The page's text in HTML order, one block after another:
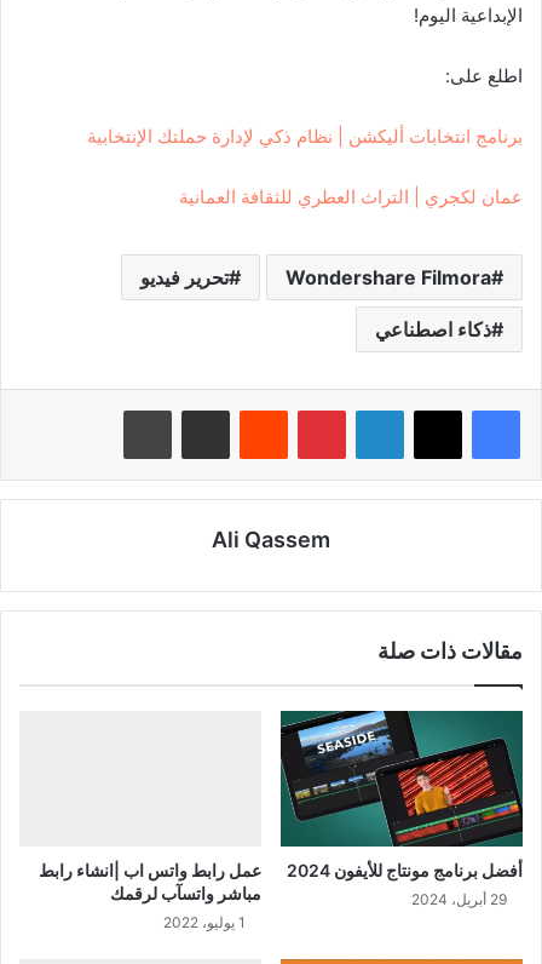
الإبداعية اليوم!
اطلع على:
برنامج انتخابات أليكشن | نظام ذكي لإدارة حملتك الإنتخابية
عمان لكجري | التراث العطري للثقافة العمانية
Wondershare Filmora تحرير فيديو
ذكاء اصطناعي
لينكدإن بينتيريست
Ali Qassem
مقالات ذات صلة
أفضل برنامج مونتاج للأيفون 2024
29 أبريل، 2024
عمل رابط واتس اب |انشاء رابط
مباشر واتسآب لرقمك
1 يوليو، 2022